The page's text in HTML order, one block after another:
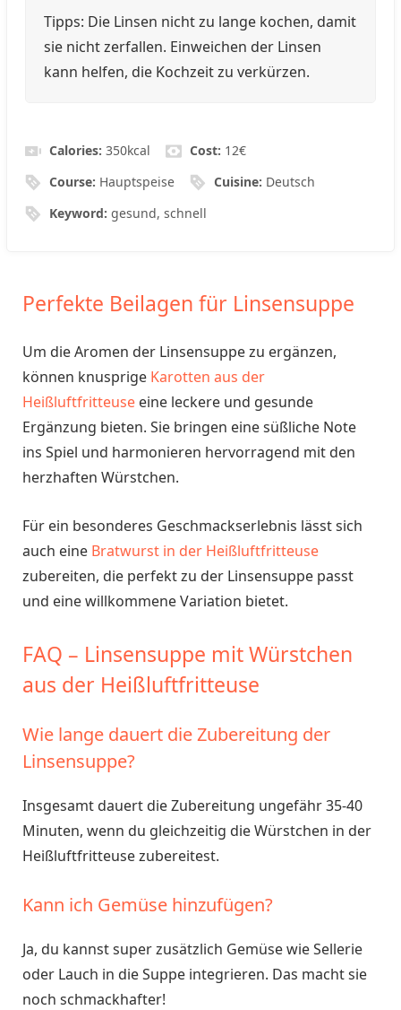
Tipps: Die Linsen nicht zu lange kochen, damit
sie nicht zerfallen. Einweichen der Linsen
kann helfen, die Kochzeit zu verkürzen.
Calories:350kcal Cost: 12€
Course: Hauptspeise Cuisine: Deutsch
Keyword:gesund, schnell
Perfekte Beilagen für Linsensuppe
Um die Aromen der Linsensuppe zu ergänzen,
können knusprige Karotten aus der
Heißluftfritteuse eine leckere und gesunde
Ergänzung bieten. Sie bringen eine süßliche Note
ins Spiel und harmonieren hervorragend mit den
herzhaften Würstchen.
Für ein besonderes Geschmackserlebnis lässt sich
auch eine Bratwurst in der Heißluftfritteuse
zubereiten, die perfekt zu der Linsensuppe passt
und eine willkommene Variation bietet.
FAQ – Linsensuppe mit Würstchen
aus der Heißluftfritteuse
Wie lange dauert die Zubereitung der
Linsensuppe?
Insgesamt dauert die Zubereitung ungefähr 35-40
Minuten, wenn du gleichzeitig die Würstchen in der
Heißluftfritteuse zubereitest.
Kann ich Gemüse hinzufügen?
Ja, du kannst super zusätzlich Gemüse wie Sellerie
oder Lauch in die Suppe integrieren. Das macht sie
noch schmackhafter!